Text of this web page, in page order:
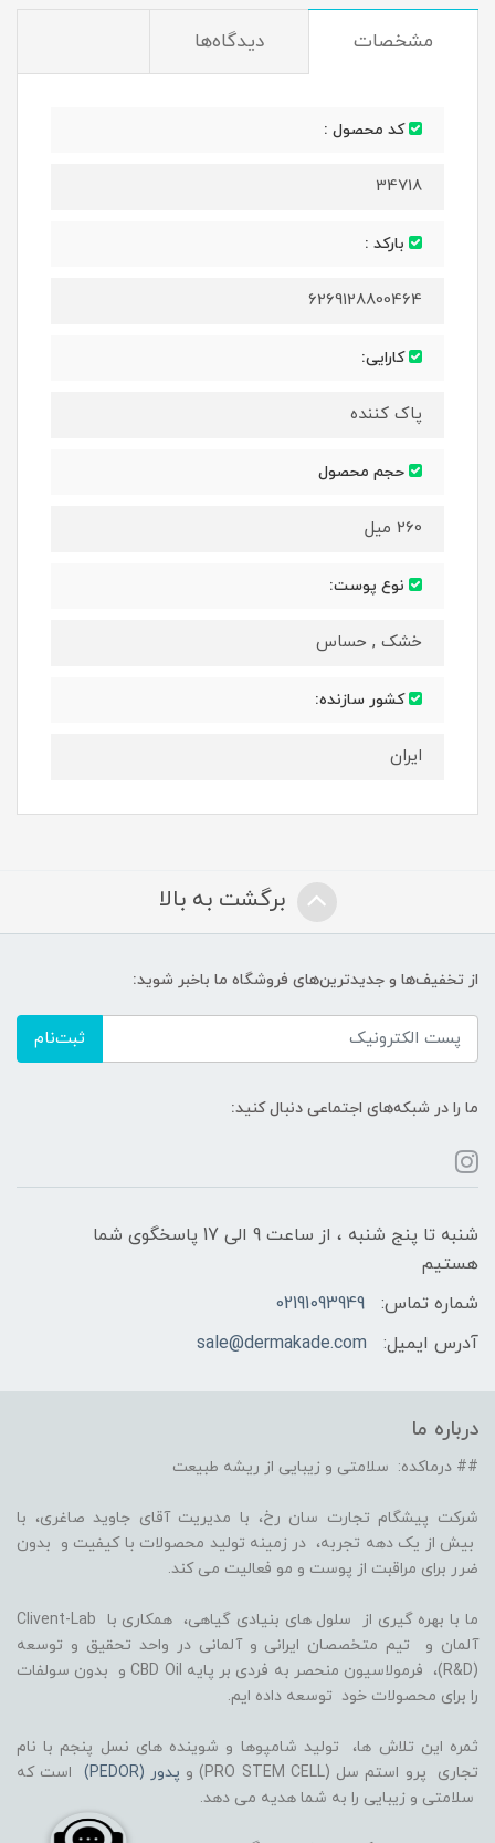
مشخصات دیدگاه‌ها
کد محصول :
34718
بارکد :
6269128800464
کارایی:
پاک کننده
حجم محصول
260 میل
نوع پوست:
خشک , حساس
کشور سازنده:
ایران
برگشت به بالا
از تخفیف‌ها و جدیدترین‌های فروشگاه ما باخبر شوید:
ثبت‌نام
ما را در شبکه‌های اجتماعی دنبال کنید:
شنبه تا پنج شنبه ، از ساعت 9 الی 17 پاسخگوی شما
هستیم
شماره تماس:
02191093949
آدرس ایمیل:
sale@dermakade.com
درباره ما
## درماکده: سلامتی و زیبایی از ریشه طبیعت
شرکت پیشگام تجارت سان رخ، با مدیریت آقای جاوید صاغری، با
بیش از یک دهه تجربه، در زمینه تولید محصولات با کیفیت و بدون
ضرر برای مراقبت از پوست و مو فعالیت می کند.
ما با بهره گیری از سلول های بنیادی گیاهی، همکاری با Clivent-Lab
آلمان و تیم متخصصان ایرانی و آلمانی در واحد تحقیق و توسعه
(R&D)، فرمولاسیون منحصر به فردی بر پایه CBD Oil و بدون سولفات
را برای محصولات خود توسعه داده ایم.
ثمره این تلاش ها، تولید شامپوها و شوینده های نسل پنجم با نام
تجاری پرو استم سل (PRO STEM CELL) و
پدور (PEDOR)
است که
سلامتی و زیبایی را به شما هدیه می دهد.